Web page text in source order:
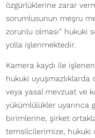
özgürlüklerine zarar
sorumlusunun meşru
zorunlu olması” hukuki
yolla işlenmektedir.
Kamera kaydı ile
hukuki
veya yasal mevzuat ve
yükümlülükler uyarınca
birimlerine, şirket
temsilcilerimize, hukuki